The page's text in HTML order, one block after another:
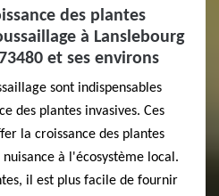
des plantes
à Lanslebourg
et ses environs
sont indispensables
des plantes invasives. Ces
la croissance des plantes
à l'écosystème local.
il est plus facile de fournir